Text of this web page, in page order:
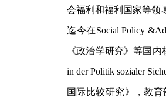
会福利和福利国家等领
迄今在Social Policy &
《政治学研究》等国
in der Politik sozialer
国际比较研究》，教